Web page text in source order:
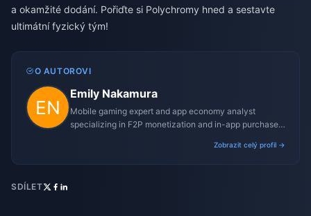
a okamžité dodání. Pořiďte si Polychromy hned a sestavte
ultimátní fyzický tým!
O AUTOROVI
Emily Nakamura
Mobile gaming expert and app economy analyst
specializing in F2P monetization and in-app purchase
Zobrazit celý profil →
SDÍLET